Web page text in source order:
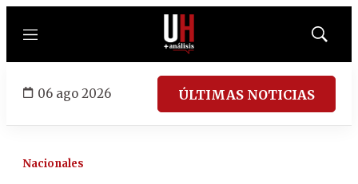
Menú
Mostrar
06 ago 2026 ÚLTIMAS NOTICIAS
Nacionales